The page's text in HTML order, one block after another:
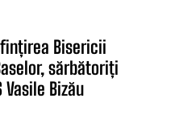
Bisericii
sărbătoriți
Bizău